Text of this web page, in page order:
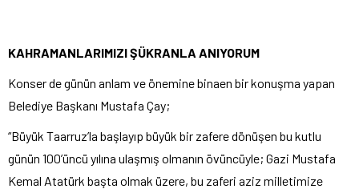
KAHRAMANLARIMIZI ŞÜKRANLA ANIYORUM
Konser de günün anlam ve önemine binaen bir konuşma yapan
Belediye Başkanı Mustafa Çay;
“Büyük Taarruz’la başlayıp büyük bir zafere dönüşen bu kutlu
günün 100’üncü yılına ulaşmış olmanın övüncüyle; Gazi Mustafa
Kemal Atatürk başta olmak üzere, bu zaferi aziz milletimize